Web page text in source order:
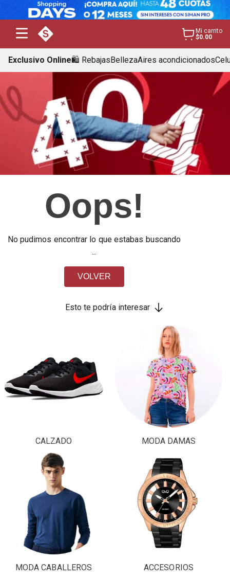
Mi carrito
$0.00
Exclusivo Online🛍️ RebajasBellezaAires acondicionados
Oops!
No pudimos encontrar lo que estabas buscando
...
VOLVER
Esto te podría interesar
CALZADO MODA DAMAS
MODA CABALLEROS ACCESORIOS